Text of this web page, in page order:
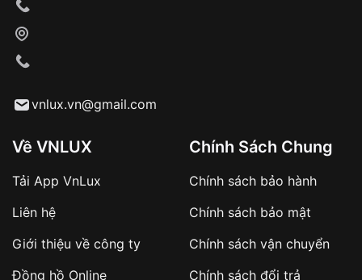
vnlux.vn@gmail.com
Về VNLUX
Tải App VnLux
Liên hệ
Giới thiệu về công ty
Đồng hồ Online
Chính Sách Chung
Chính sách bảo hành
Chính sách bảo mật
Chính sách vận chuyển
Chính sách đổi trả